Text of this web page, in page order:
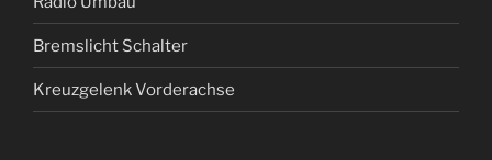
Bremslicht Schalter
Kreuzgelenk Vorderachse